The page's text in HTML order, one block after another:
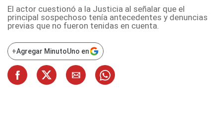
El actor cuestionó a la Justicia al señalar que el
principal sospechoso tenía antecedentes y denuncias
previas que no fueron tenidas en cuenta.
+Agregar MinutoUno en